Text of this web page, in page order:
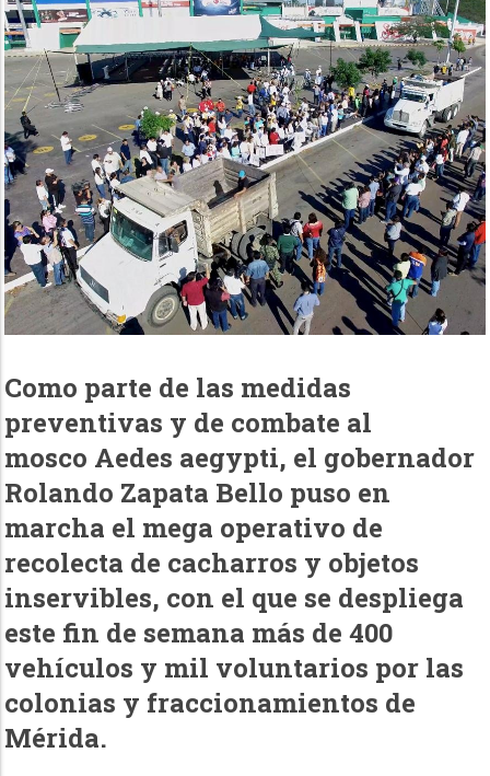
Como parte de las medidas
preventivas y de combate al
mosco Aedes aegypti, el gobernador
Rolando Zapata Bello puso en
marcha el mega operativo de
recolecta de cacharros y objetos
inservibles, con el que se despliega
este fin de semana más de 400
vehículos y mil voluntarios por las
colonias y fraccionamientos de
Mérida.